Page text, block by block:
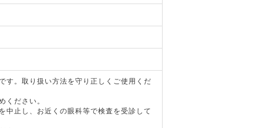
す。取り扱い方法を守り正しくご使用くだ
ください。
中止し、お近くの眼科等で検査を受診して